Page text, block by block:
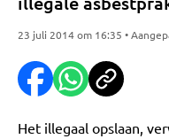
23 juli 2014 om 16:35 •
Het illegaal opslaan,